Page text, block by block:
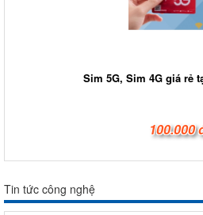
Sim 5G, Sim 4G giá rẻ
100.000
Tin tức công nghệ